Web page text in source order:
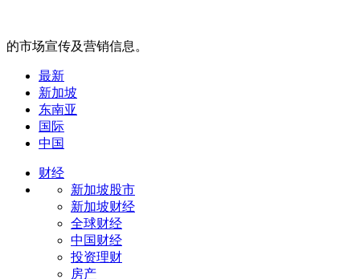
的市场宣传及营销信息。
最新
新加坡
东南亚
国际
中国
财经
新加坡股市
新加坡财经
全球财经
中国财经
投资理财
房产